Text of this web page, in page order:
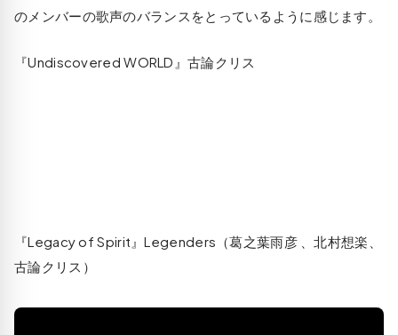
のメンバーの歌声のバランスをとっているように感じます。
『Undiscovered WORLD』古論クリス
『Legacy of Spirit』Legenders（葛之葉雨彦 、北村想楽、
古論クリス）